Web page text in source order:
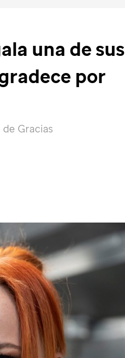
una de sus
por
Gracias